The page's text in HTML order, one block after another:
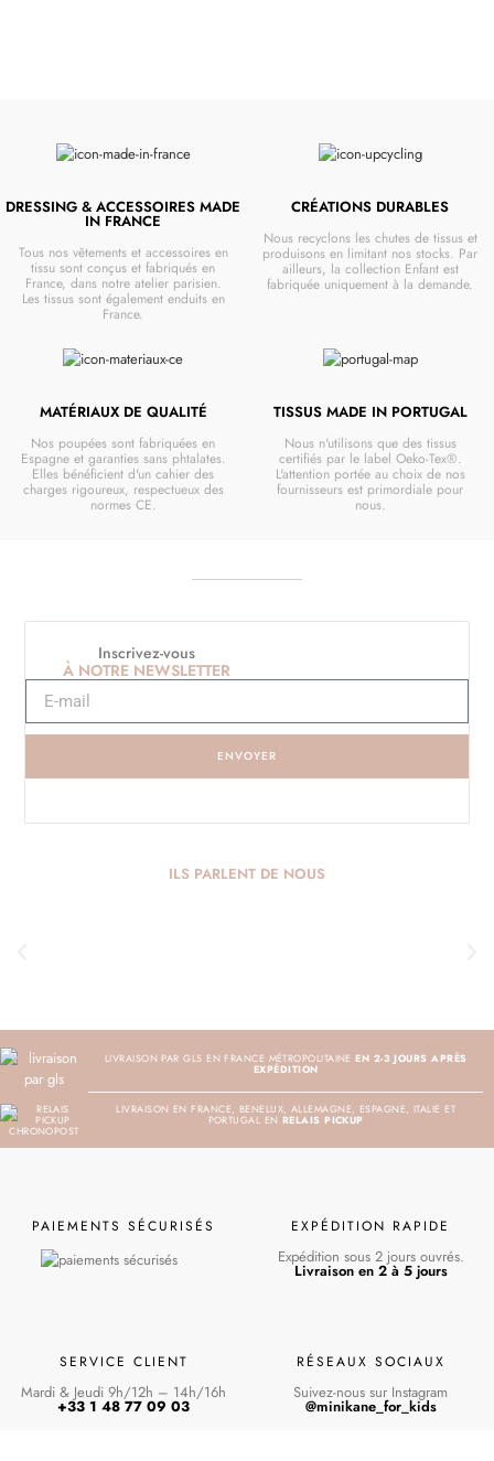
DRESSING & ACCESSOIRES MADE
IN FRANCE
Tous nos vêtements et accessoires en
tissu sont conçus et fabriqués en
France, dans notre atelier parisien.
Les tissus sont également enduits en
France.
CRÉATIONS DURABLES
Nous recyclons les chutes de tissus et
produisons en limitant nos stocks. Par
ailleurs, la collection Enfant est
fabriquée uniquement à la demande.
MATÉRIAUX DE QUALITÉ
Nos poupées sont fabriquées en
Espagne et garanties sans phtalates.
Elles bénéficient d'un cahier des
charges rigoureux, respectueux des
normes CE.
TISSUS MADE IN PORTUGAL
Nous n'utilisons que des tissus
certifiés par le label Oeko-Tex®.
L'attention portée au choix de nos
fournisseurs est primordiale pour
nous.
Inscrivez-vous
À NOTRE NEWSLETTER
ENVOYER
ILS PARLENT DE NOUS
LIVRAISON PAR GLS EN FRANCE MÉTROPOLITAINEEN 2-3 JOURS APRÈS
EXPÉDITION
LIVRAISON EN FRANCE, BENELUX, ALLEMAGNE, ESPAGNE, ITALIE ET
PORTUGAL EN RELAIS PICKUP
PAIEMENTS SÉCURISÉS EXPÉDITION RAPIDE
Expédition sous 2 jours ouvrés.
Livraison en 2 à 5 jours
SERVICE CLIENT
Mardi & Jeudi 9h/12h – 14h/16h
+33 1 48 77 09 03
RÉSEAUX SOCIAUX
Suivez-nous sur Instagram
@minikane_for_kids